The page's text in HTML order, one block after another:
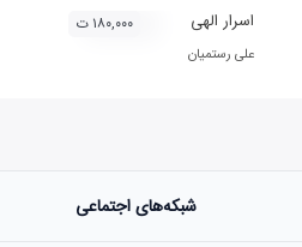
اسرار الهی
علی رستمیان
۱۸۰,۰۰۰ ت
شبکه‌های اجتماعی